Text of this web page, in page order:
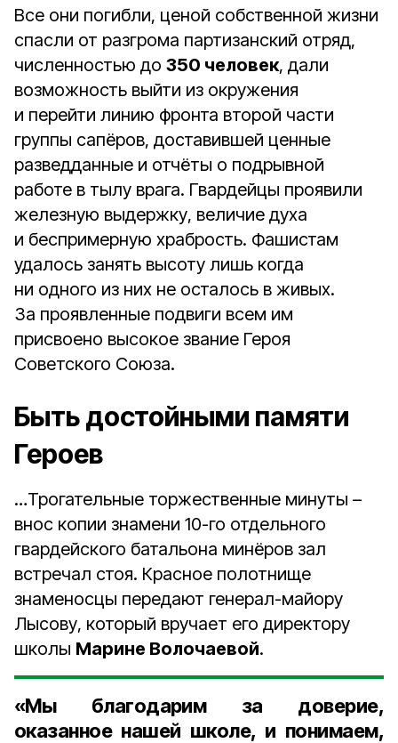
Все они погибли, ценой собственной жизни
спасли от разгрома партизанский отряд,
численностью до 350 человек, дали
возможность выйти из окружения
и перейти линию фронта второй части
группы сапёров, доставившей ценные
разведданные и отчёты о подрывной
работе в тылу врага. Гвардейцы проявили
железную выдержку, величие духа
и беспримерную храбрость. Фашистам
удалось занять высоту лишь когда
ни одного из них не осталось в живых.
За проявленные подвиги всем им
присвоено высокое звание Героя
Советского Союза.
Быть достойными памяти
Героев
…Трогательные торжественные минуты –
внос копии знамени 10-го отдельного
гвардейского батальона минёров зал
встречал стоя. Красное полотнище
знаменосцы передают генерал-майору
Лысову, который вручает его директору
школы Марине Волочаевой.
«Мы благодарим за доверие,
оказанное нашей школе, и понимаем,